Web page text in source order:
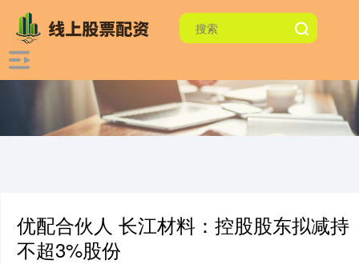
优配合伙人 长江材料：控股股东拟减持
不超3%股份